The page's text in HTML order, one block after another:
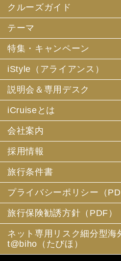
す。
個人情報について、本人確認、
す。
3. お客様個人情報の第三者への
(1) 当社は、お申込みいただい
それらのサービスの受領のため
保険の手続き上必要な範囲内で
保険会社等に対し、お客様の氏
話番号またはメールアドレス、
トカード番号を電磁的方法等で
(2) 当社は、旅行先でのお客様の
め、当社の保有するお客様の個
することがあります。この場合
ト番号及び搭乗される航空便名
め電磁的方法等で送付すること
お客様の旅行中の連絡先の方の
があります。この個人情報は、
合で連絡先の方へ連絡の必要が
使用させていただきます。お客
報を当社らに提供することにつ
るものとします。
クルーズガイド
テーマ
特集・キャンペーン
iStyle（アライアンス）
説明会＆専用デスク
iCruiseとは
会社案内
採用情報
旅行条件書
プライバシーポリシー（
旅行保険勧誘方針（PDF）
ネット専用リスク細分型海
t@biho（たびほ）